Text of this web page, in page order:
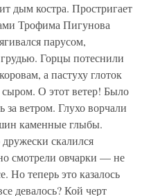
дым костра. Простригает
Трофима Пигунова
парусом,
Горцы потеснили
а пастуху глоток
сыром. О этот ветер! Было
за ветром. Глухо ворчали
каменные глыбы.
скалился
смотрели овчарки — не
Но теперь это казалось
девалось? Кой черт